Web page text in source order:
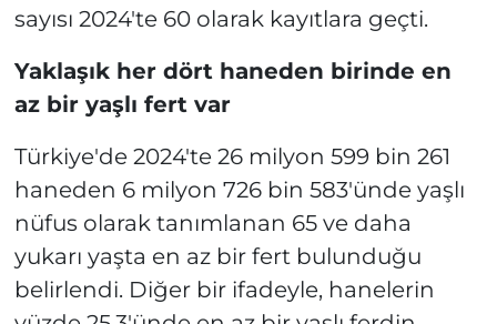
sayısı 2024'te 60 olarak kayıtlara geçti.
Yaklaşık her dört haneden birinde en
az bir yaşlı fert var
Türkiye'de 2024'te 26 milyon 599 bin 261
haneden 6 milyon 726 bin 583'ünde yaşlı
nüfus olarak tanımlanan 65 ve daha
yukarı yaşta en az bir fert bulunduğu
belirlendi. Diğer bir ifadeyle, hanelerin